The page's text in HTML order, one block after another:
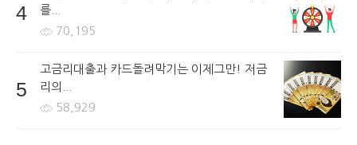
4
를...
70,195
5
고금리대출과 카드돌려막기는 이제그만! 저금
리의...
58,929